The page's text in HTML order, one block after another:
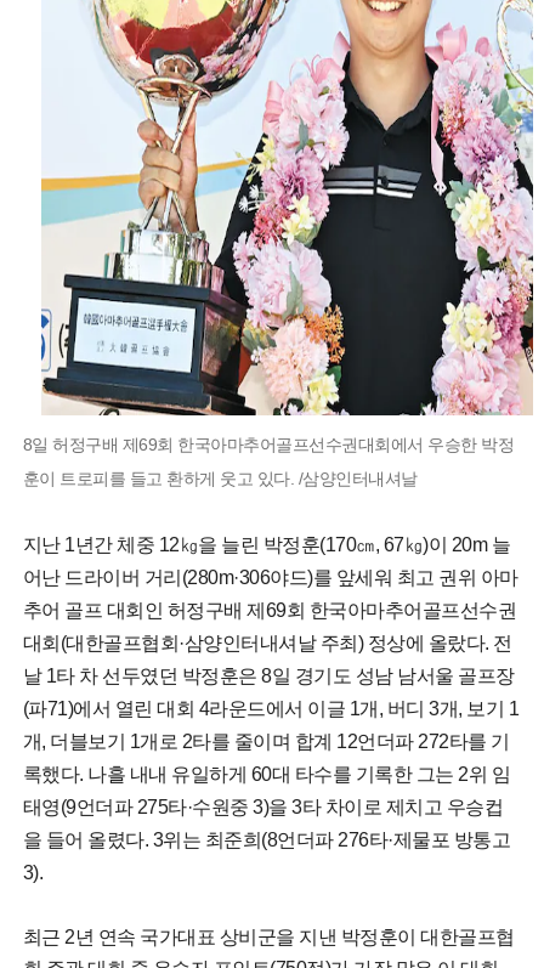
8일 허정구배 제69회 한국아마추어골프선수권대회에서 우승한 박정
훈이 트로피를 들고 환하게 웃고 있다. /삼양인터내셔날
지난 1년간 체중 12㎏을 늘린 박정훈(170㎝, 67㎏)이 20m 늘
어난 드라이버 거리(280m·306야드)를 앞세워 최고 권위 아마
추어 골프 대회인 허정구배 제69회 한국아마추어골프선수권
대회(대한골프협회·삼양인터내셔날 주최) 정상에 올랐다. 전
날 1타 차 선두였던 박정훈은 8일 경기도 성남 남서울 골프장
(파71)에서 열린 대회 4라운드에서 이글 1개, 버디 3개, 보기 1
개, 더블보기 1개로 2타를 줄이며 합계 12언더파 272타를 기
록했다. 나흘 내내 유일하게 60대 타수를 기록한 그는 2위 임
태영(9언더파 275타·수원중 3)을 3타 차이로 제치고 우승컵
을 들어 올렸다. 3위는 최준희(8언더파 276타·제물포 방통고
3).
최근 2년 연속 국가대표 상비군을 지낸 박정훈이 대한골프협